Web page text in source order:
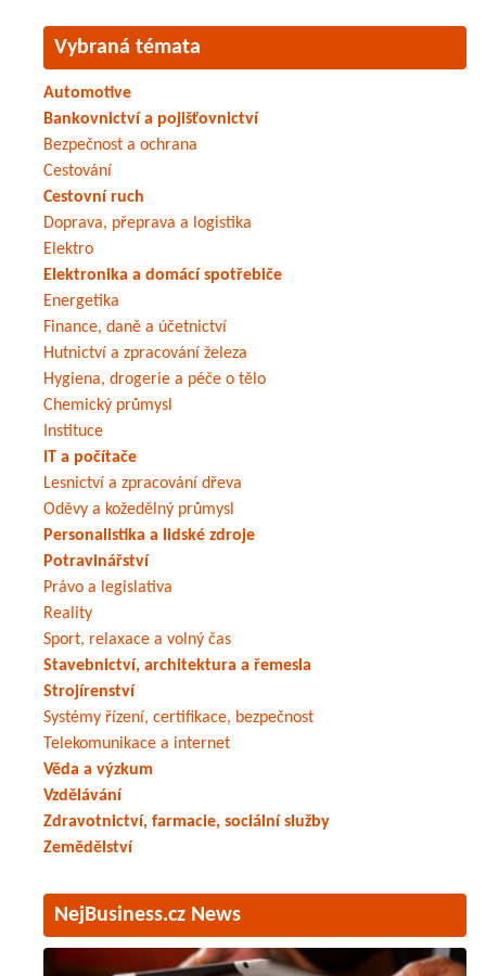
Vybraná témata
Automotive
Bankovnictví a pojišťovnictví
Bezpečnost a ochrana
Cestování
Cestovní ruch
Doprava, přeprava a logistika
Elektro
Elektronika a domácí spotřebiče
Energetika
Finance, daně a účetnictví
Hutnictví a zpracování železa
Hygiena, drogerie a péče o tělo
Chemický průmysl
Instituce
IT a počítače
Lesnictví a zpracování dřeva
Oděvy a kožedělný průmysl
Personalistika a lidské zdroje
Potravinářství
Právo a legislativa
Reality
Sport, relaxace a volný čas
Stavebnictví, architektura a řemesla
Strojírenství
Systémy řízení, certifikace, bezpečnost
Telekomunikace a internet
Věda a výzkum
Vzdělávání
Zdravotnictví, farmacie, sociální služby
Zemědělství
NejBusiness.cz News